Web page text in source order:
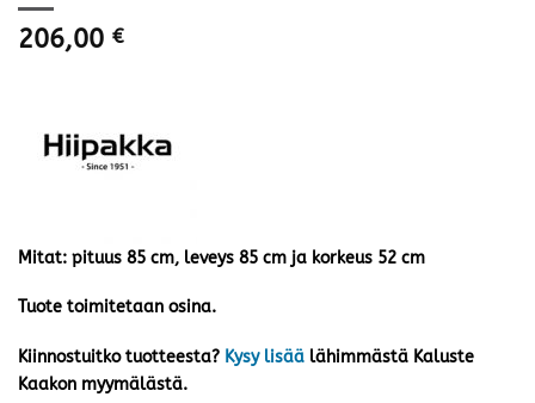
206,00 €
Mitat: pituus 85 cm, leveys 85 cm ja korkeus 52 cm
Tuote toimitetaan osina.
Kiinnostuitko tuotteesta? Kysy lisää lähimmästä Kaluste
Kaakon myymälästä.